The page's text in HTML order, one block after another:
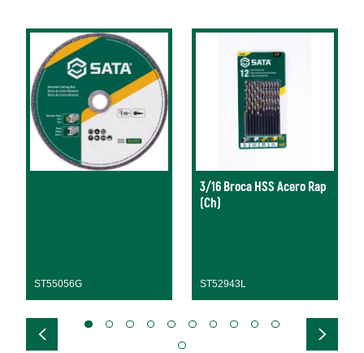
ST55056G
3/16 Broca HSS Acero Rap
(Ch)
ST52943L